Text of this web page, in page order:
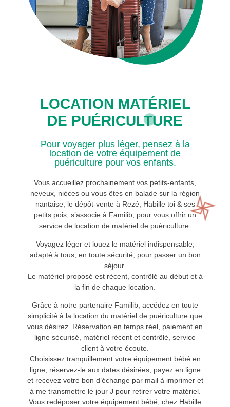
LOCATION MATÉRIEL
DE PUÉRICULTURE
Pour voyager plus léger, pensez à la
location de votre équipement de
puériculture pour vos enfants.
Vous accueillez prochainement vos petits-enfants,
neveux, nièces ou vous êtes en balade sur la région
nantaise; le dépôt-vente à Rezé, Habille toi & ses
petits pois, s’associe à Familib, pour vous offrir un
service de location de matériel de puériculture.
Voyagez léger et louez le matériel indispensable,
adapté à tous, en toute sécurité, pour passer un bon
séjour.
Le matériel proposé est récent, contrôlé au début et à
la fin de chaque location.
Grâce à notre partenaire Familib, accédez en toute
simplicité à la location du matériel de puériculture que
vous désirez. Réservation en temps réel, paiement en
ligne sécurisé, matériel récent et contrôlé, service
client à votre écoute.
Choisissez tranquillement votre équipement bébé en
ligne, réservez-le aux dates désirées, payez en ligne
et recevez votre bon d’échange par mail à imprimer et
à me transmettre le jour J pour retirer votre matériel.
Vous redéposer votre équipement bébé, chez Habille